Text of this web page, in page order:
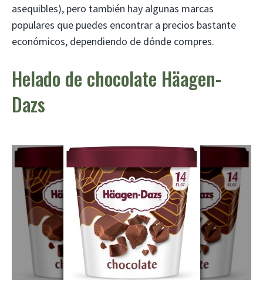
asequibles), pero también hay algunas marcas
populares que puedes encontrar a precios bastante
económicos, dependiendo de dónde compres.
Helado de chocolate Häagen-
Dazs